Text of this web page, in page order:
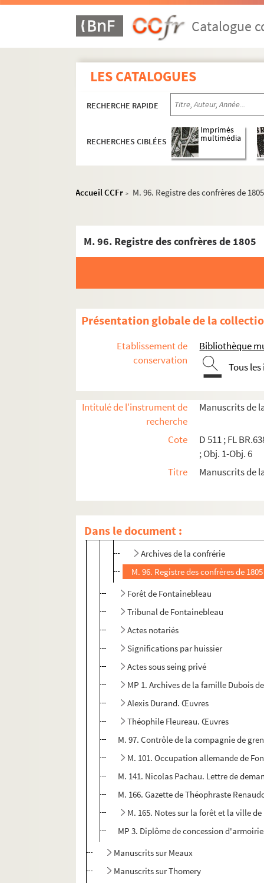
Catalogue
LES CATALOGUES
RECHERCHE RAPIDE
RECHERCHES CIBLÉES
Imprimés
multimédia
Accueil CCFr > M. 96. Registre des confrères de 1805
M. 96. Registre des confrères de 1805
Présentation globale de la
Etablissement de
conservation
Bibliothèque
Tous
Intitulé de l'instrument de
recherche
Manuscrits de
Cote
D 511 ; FL
; Obj. 1-Obj. 6
Titre
Manuscrits de
Dans le document :
Fonds Marie-Victoire-Jaquotot et Philippe-
Fonds Alfred-Sensier, suite
Fonds Paul-Legrand, manuscrits
Manuscrits sur Avon
Château de Fontainebleau
Reliques de Napoléon Ier
M. 91. Registre de la confrérie du
M. 92. Registre de la confrérie du
Archives de la confrérie
M. 96. Registre des confrères de 1805
Forêt de Fontainebleau
Tribunal de Fontainebleau
Actes notariés
Significations par huissier
Actes sous seing privé
MP 1. Archives de la famille Dubois
Alexis Durand. Œuvres
Théophile Fleureau. Œuvres
M. 97. Contrôle de la compagnie de
M. 101. Occupation allemande de
M. 141. Nicolas Pachau. Lettre de
M. 166. Gazette de Théophraste
M. 165. Notes sur la forêt et la ville
MP 3. Diplôme de concession
Manuscrits sur Meaux
Manuscrits sur Thomery